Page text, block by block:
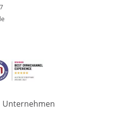
Unternehmen